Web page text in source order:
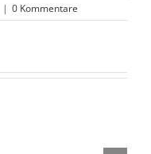
| 0 Kommentare